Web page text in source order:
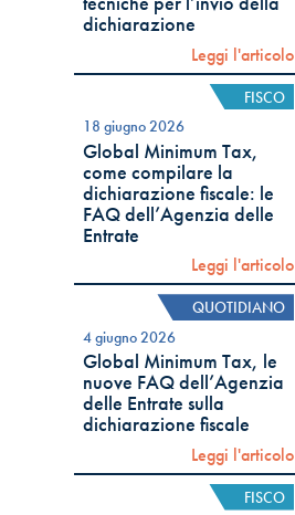
dichiarazione
Leggi l'articolo
FISCO
18 giugno 2026
Global Minimum Tax,
come compilare la
dichiarazione fiscale: le
FAQ dell’Agenzia delle
Entrate
Leggi l'articolo
QUOTIDIANO
4 giugno 2026
Global Minimum Tax, le
nuove FAQ dell’Agenzia
delle Entrate sulla
dichiarazione fiscale
Leggi l'articolo
FISCO